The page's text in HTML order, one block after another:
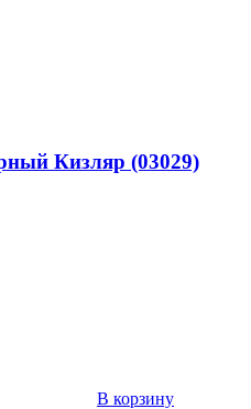
Кизляр (03029)
В корзину